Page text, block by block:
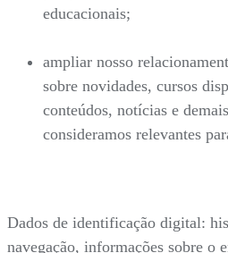
educacionais;
ampliar nosso
sobre novidades, cursos
conteúdos, notícias e
consideramos relevantes
Dados de identificação digital:
navegação, informações sobre o